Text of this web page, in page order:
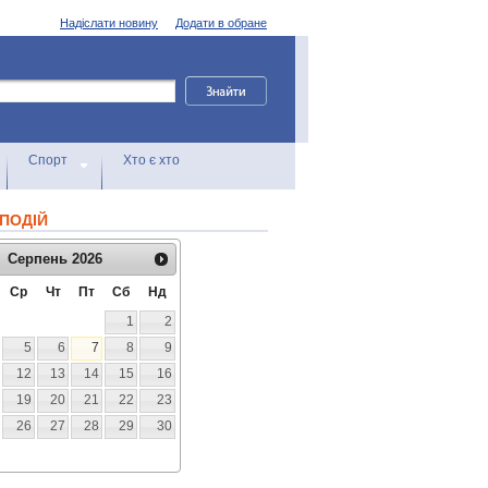
Додати в обране
Надіслати новину
Спорт Хто є хто
Серпень 2026
Ср Чт Пт Сб
Нд
1
2
5 6 7 8
9
12 13 14 15
16
19 20 21 22
23
26 27 28 29
30